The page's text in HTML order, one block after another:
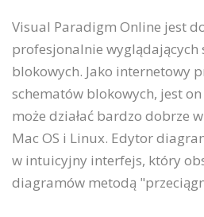
Visual Paradigm Online jest
profesjonalnie wyglądających
blokowych. Jako internetowy
schematów blokowych, jest
może działać bardzo dobrze
Mac OS i Linux. Edytor
w intuicyjny interfejs, który
diagramów metodą